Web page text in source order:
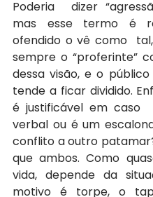
Poderia  dizer
mas esse termo é
ofendido o vê como
sempre o “proferinte”
dessa visão, e o
tende a ficar dividido.
é justificável em caso
verbal ou é um
conflito a outro
que ambos. Como
vida, depende da
motivo é torpe, o